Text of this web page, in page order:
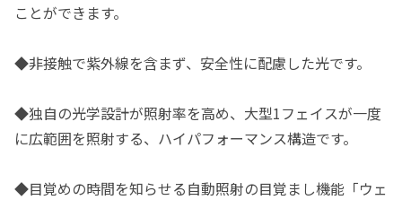
ことができます。
◆非接触で紫外線を含まず、安全性に配慮した光です。
◆独自の光学設計が照射率を高め、大型1フェイスが一度
に広範囲を照射する、ハイパフォーマンス構造です。
◆目覚めの時間を知らせる自動照射の目覚まし機能「ウェ